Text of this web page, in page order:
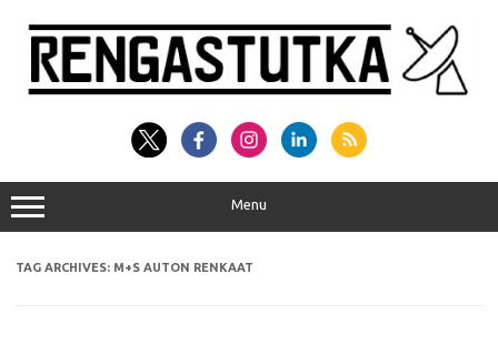
content
Menu
TAG ARCHIVES: M+S AUTON RENKAAT